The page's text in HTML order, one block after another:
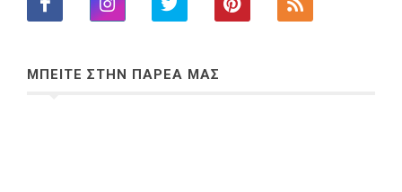
ΜΠΕΙΤΕ ΣΤΗΝ ΠΑΡΕΑ ΜΑΣ